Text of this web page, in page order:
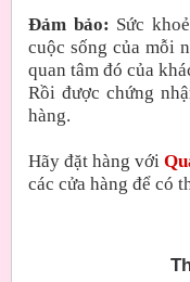
Đảm bảo: Sức
cuộc sống của mỗi
quan tâm đó của
Rồi được chứng
hàng.
Hãy đặt hàng với
các cửa hàng để có